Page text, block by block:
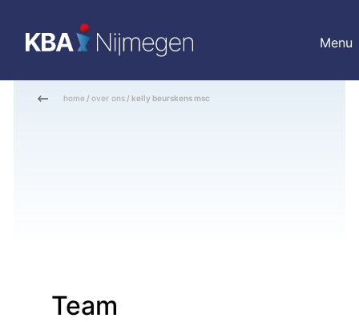
Menu
home /over ons / kelly beurskens msc
Team